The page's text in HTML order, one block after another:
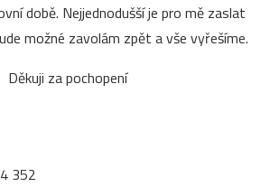
době. Nejjednodušší je pro mě zaslat
možné zavolám zpět a vše vyřešíme.
Děkuji za pochopení
352